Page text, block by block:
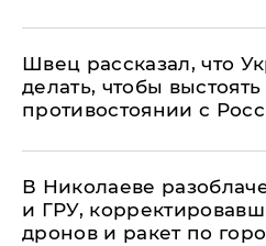
Швец рассказал, что
делать, чтобы выстоять
противостоянии с
В Николаеве
и ГРУ,
дронов и ракет по